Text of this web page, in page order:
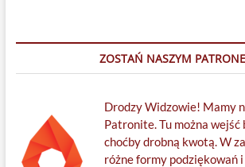
ZOSTAŃ NASZYM
Drodzy Widzowie! Mamy
Patronite. Tu można wejść
choćby drobną kwotą. W
różne formy podziękowań